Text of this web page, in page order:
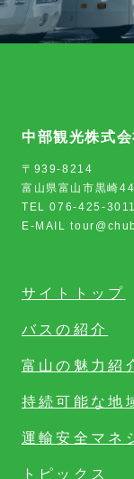
中部観光株式会
〒939-8214
富山県富山市黒崎
TEL 076-425-
E-MAIL
サイトトップ
バスの紹介
富山の魅力紹
持続可能な地
運輸安全マネ
トピックス